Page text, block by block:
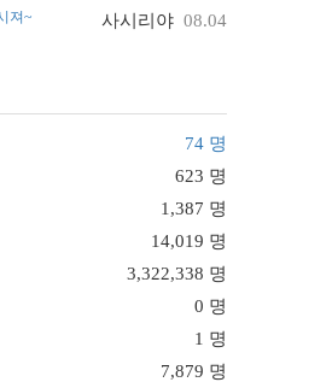
사시리야 08.04
져~
74 명
623 명
1,387 명
14,019 명
3,322,338 명
0 명
1 명
7,879 명